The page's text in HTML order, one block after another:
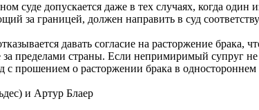
суде допускается даже в тех случаях, когда
за границей, должен направить в суд
давать согласие на расторжение
за пределами страны. Если непримиримый супруг
с прошением о расторжении брака в одностороннем
и Артур Блаер